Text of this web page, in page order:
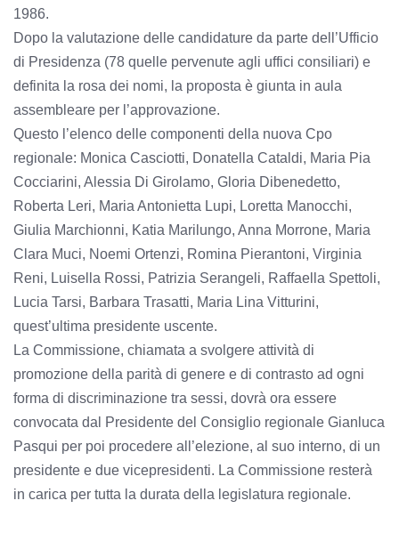
1986.
Dopo la valutazione delle candidature da parte dell’Ufficio
di Presidenza (78 quelle pervenute agli uffici consiliari) e
definita la rosa dei nomi, la proposta è giunta in aula
assembleare per l’approvazione.
Questo l’elenco delle componenti della nuova Cpo
regionale: Monica Casciotti, Donatella Cataldi, Maria Pia
Cocciarini, Alessia Di Girolamo, Gloria Dibenedetto,
Roberta Leri, Maria Antonietta Lupi, Loretta Manocchi,
Giulia Marchionni, Katia Marilungo, Anna Morrone, Maria
Clara Muci, Noemi Ortenzi, Romina Pierantoni, Virginia
Reni, Luisella Rossi, Patrizia Serangeli, Raffaella Spettoli,
Lucia Tarsi, Barbara Trasatti, Maria Lina Vitturini,
quest’ultima presidente uscente.
La Commissione, chiamata a svolgere attività di
promozione della parità di genere e di contrasto ad ogni
forma di discriminazione tra sessi, dovrà ora essere
convocata dal Presidente del Consiglio regionale Gianluca
Pasqui per poi procedere all’elezione, al suo interno, di un
presidente e due vicepresidenti. La Commissione resterà
in carica per tutta la durata della legislatura regionale.